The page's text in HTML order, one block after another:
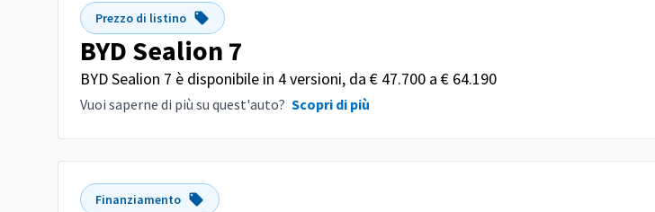
Prezzo di listino
BYD Sealion 7
BYD Sealion 7 è disponibile in 4 versioni, da € 47.700 a € 64.190
Vuoi saperne di più su quest'auto? Scopri di più
Finanziamento